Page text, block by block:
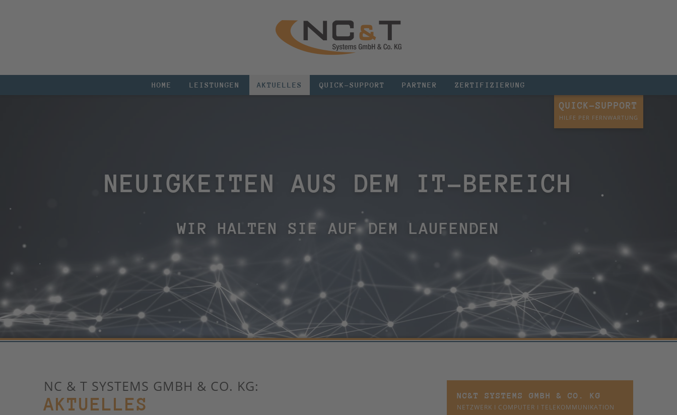
HOME LEISTUNGEN AKTUELLES QUICK-SUPPORT PARTNER ZERTIFIZIERUNG
QUICK-SUPPORT
HILFE PER FERNWARTUNG
NEUIGKEITEN AUS DEM IT-BEREICH
WIR HALTEN SIE AUF DEM LAUFENDEN
NC & T SYSTEMS GMBH & CO. KG:
AKTUELLES NC&T SYSTEMS GMBH & CO. KG
NETZWERK I COMPUTER I TELEKOMMUNIKATION